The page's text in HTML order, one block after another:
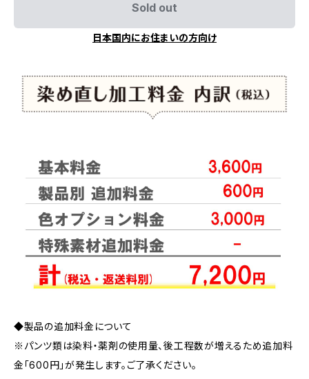
Sold out
日本国内にお住まいの方向け
◆製品の追加料金について
※パンツ類は染料・薬剤の使用量、後工程数が増えるため追加料
金「600円」が発生します。ご了承ください。